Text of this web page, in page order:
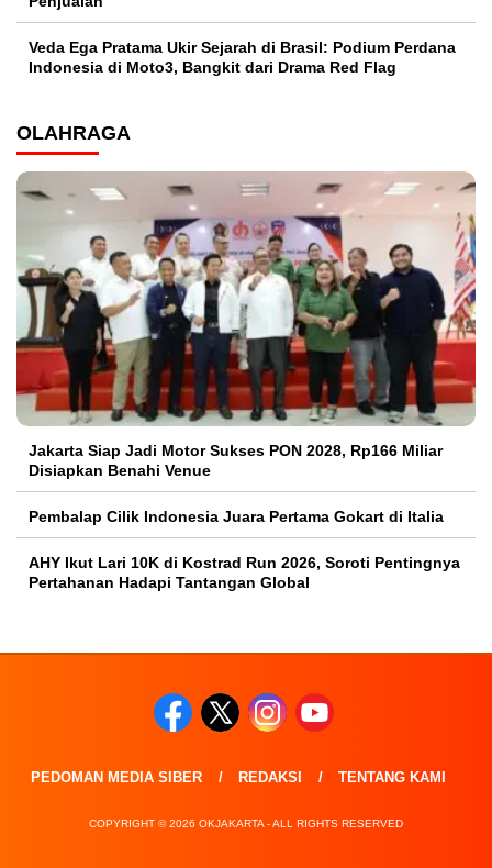
Veda Ega Pratama Ukir Sejarah di Brasil: Podium Perdana
Indonesia di Moto3, Bangkit dari Drama Red Flag
OLAHRAGA
Jakarta Siap Jadi Motor Sukses PON 2028, Rp166 Miliar
Disiapkan Benahi Venue
Pembalap Cilik Indonesia Juara Pertama Gokart di Italia
AHY Ikut Lari 10K di Kostrad Run 2026, Soroti Pentingnya
Pertahanan Hadapi Tantangan Global
PEDOMAN MEDIA SIBER REDAKSI TENTANG KAMI
COPYRIGHT © 2026 OKJAKARTA - ALL RIGHTS RESERVED